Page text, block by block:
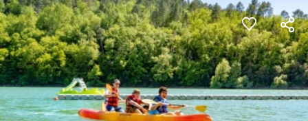
Panneau de gestion des cookies